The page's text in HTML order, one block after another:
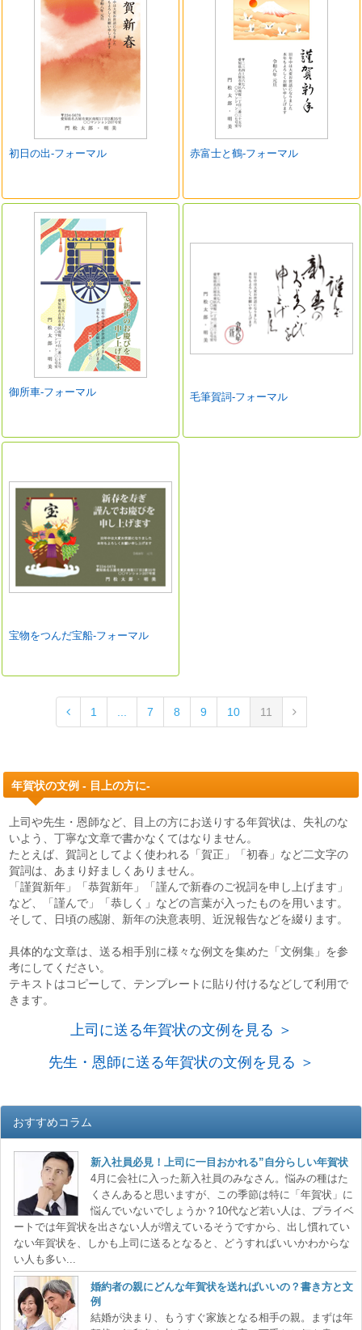
初日の出-フォーマル 赤富士と鶴-フォーマル
御所車-フォーマル 毛筆賀詞-フォーマル
宝物をつんだ宝船-フォーマル
1 7 8 9 10 11
年賀状の文例 - 目上の方に-
上司や先生・恩師など、目上の方にお送りする年賀状は、失礼のな
いよう、丁寧な文章で書かなくてはなりません。
たとえば、賀詞としてよく使われる「賀正」「初春」など二文字の
賀詞は、あまり好ましくありません。
「謹賀新年」「恭賀新年」「謹んで新春のご祝詞を申し上げます」
など、「謹んで」「恭しく」などの言葉が入ったものを用います。
そして、日頃の感謝、新年の決意表明、近況報告などを綴ります。
具体的な文章は、送る相手別に様々な例文を集めた「文例集」を参
考にしてください。
テキストはコピーして、テンプレートに貼り付けるなどして利用で
きます。
上司に送る年賀状の文例を見る ＞
先生・恩師に送る年賀状の文例を見る ＞
おすすめコラム
新入社員必見！上司に一目おかれる”自分らしい年賀状
4月に会社に入った新入社員のみなさん。悩みの種はた
くさんあると思いますが、この季節は特に「年賀状」に
悩んでいないでしょうか？10代など若い人は、プライベ
ートでは年賀状を出さない人が増えているそうですから、出し慣れてい
ない年賀状を、しかも上司に送るとなると、どうすればいいかわからな
い人も多い...
婚約者の親にどんな年賀状を送ればいいの？書き方と文
例
結婚が決まり、もうすぐ家族となる相手の親。まずは年